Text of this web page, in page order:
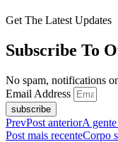
Get The Latest Updates
Subscribe To
No spam, notifications
Email Address
subscribe
PrevPost anteriorA
Post mais recenteCorpo